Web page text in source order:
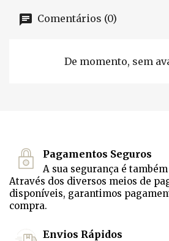
Comentários (0)
De momento, sem
Pagamentos Seguros
A sua segurança é
Através dos diversos meios de
disponíveis, garantimos
compra.
Envios Rápidos